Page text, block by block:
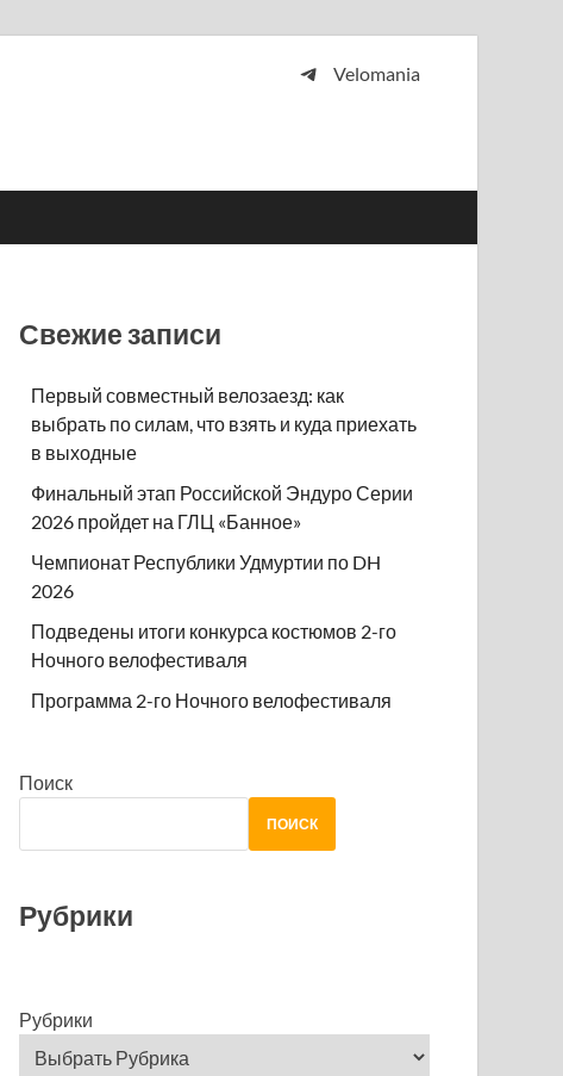
Velomania
Свежие записи
Первый совместный велозаезд: как
выбрать по силам, что взять и куда приехать
в выходные
Финальный этап Российской Эндуро Серии
2026 пройдет на ГЛЦ «Банное»
Чемпионат Республики Удмуртии по DH
2026
Подведены итоги конкурса костюмов 2-го
Ночного велофестиваля
Программа 2-го Ночного велофестиваля
Поиск
ПОИСК
Рубрики
Рубрики